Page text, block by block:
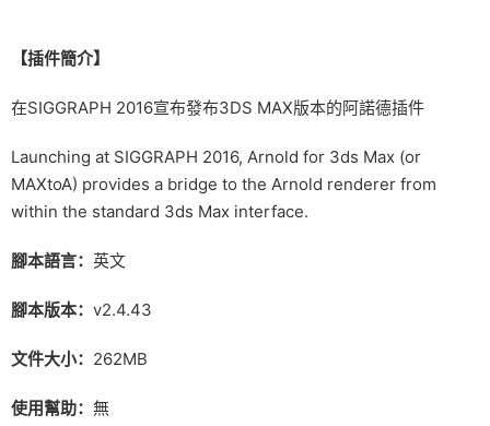
【插件簡介】
在SIGGRAPH 2016宣布發布3DS MAX版本的阿諾德插件
Launching at SIGGRAPH 2016, Arnold for 3ds Max (or
MAXtoA) provides a bridge to the Arnold renderer from
within the standard 3ds Max interface.
腳本語言： 英文
腳本版本： v2.4.43
文件大小： 262MB
使用幫助： 無